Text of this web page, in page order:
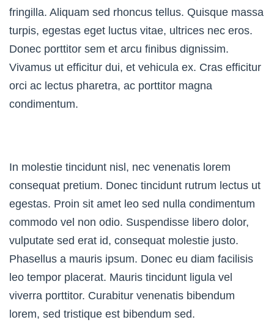
fringilla. Aliquam sed rhoncus tellus. Quisque massa
turpis, egestas eget luctus vitae, ultrices nec eros.
Donec porttitor sem et arcu finibus dignissim.
Vivamus ut efficitur dui, et vehicula ex. Cras efficitur
orci ac lectus pharetra, ac porttitor magna
condimentum.
In molestie tincidunt nisl, nec venenatis lorem
consequat pretium. Donec tincidunt rutrum lectus ut
egestas. Proin sit amet leo sed nulla condimentum
commodo vel non odio. Suspendisse libero dolor,
vulputate sed erat id, consequat molestie justo.
Phasellus a mauris ipsum. Donec eu diam facilisis
leo tempor placerat. Mauris tincidunt ligula vel
viverra porttitor. Curabitur venenatis bibendum
lorem, sed tristique est bibendum sed.